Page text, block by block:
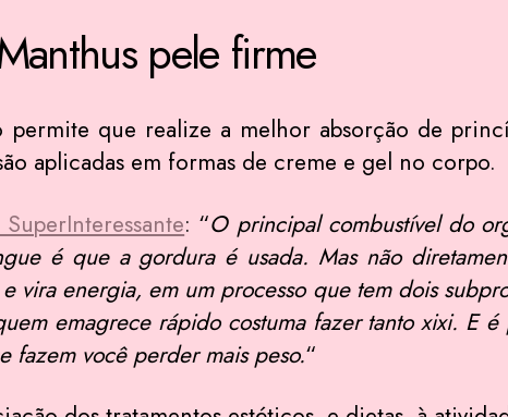
pele firme
que realize a melhor absorção de
aplicadas em formas de creme e gel no corpo.
SuperInteressante: “O principal combustível do
é que a gordura é usada. Mas não
vira energia, em um processo que tem dois
emagrece rápido costuma fazer tanto xixi. E
fazem você perder mais peso.“